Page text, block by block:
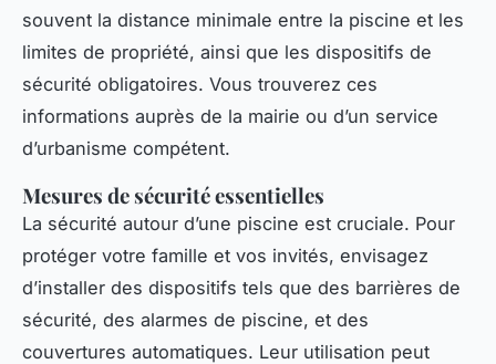
souvent la distance minimale entre la piscine et les
limites de propriété, ainsi que les dispositifs de
sécurité obligatoires. Vous trouverez ces
informations auprès de la mairie ou d’un service
d’urbanisme compétent.
Mesures de sécurité essentielles
La sécurité autour d’une piscine est cruciale. Pour
protéger votre famille et vos invités, envisagez
d’installer des dispositifs tels que des barrières de
sécurité, des alarmes de piscine, et des
couvertures automatiques. Leur utilisation peut